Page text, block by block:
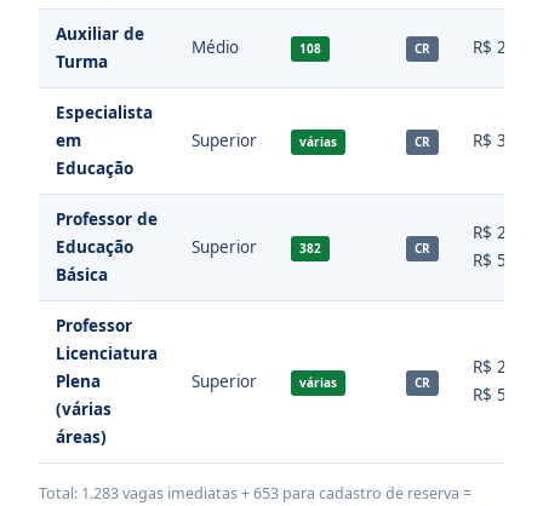
Auxiliar de
Turma
Médio 108 CR R$
Especialista
em
Educação
Superior várias CR R$
Professor de
Educação
Básica
Superior 382 CR
R$
R$
Professor
Licenciatura
Plena
(várias
áreas)
Superior várias CR
R$
R$
Total: 1.283 vagas imediatas + 653 para cadastro de reserva =